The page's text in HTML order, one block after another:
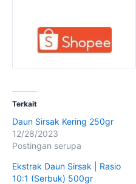
Terkait
Daun Sirsak Kering 250gr
12/28/2023
Postingan serupa
Ekstrak Daun Sirsak | Rasio
10:1 (Serbuk) 500gr